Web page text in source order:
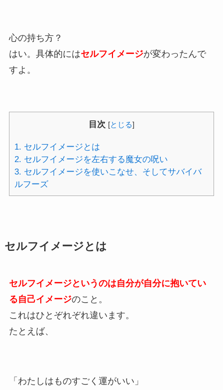
心の持ち方？
はい。具体的にはセルフイメージが変わったんで
すよ。
目次 [とじる]
1. セルフイメージとは
2. セルフイメージを左右する魔女の呪い
3. セルフイメージを使いこなせ、そしてサバイバ
ルフーズ
セルフイメージとは
セルフイメージというのは自分が自分に抱いてい
る自己イメージのこと。
これはひとぞれぞれ違います。
たとえば、
「わたしはものすごく運がいい」